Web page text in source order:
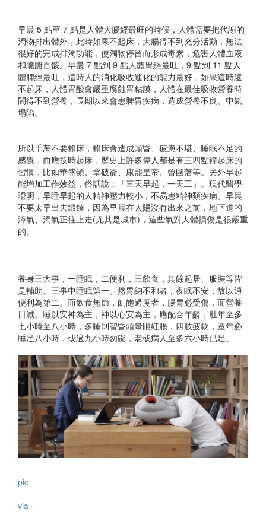
早晨 5 點至 7 點是人體大腸經最旺的時候，人體需要把代謝的
濁物排出體外，此時如果不起床，大腸得不到充分活動，無法
很好的完成排濁功能，使濁物停留而形成毒素，危害人體血液
和臟腑百骸。早晨 7 點到 9 點人體胃經最旺，9 點到 11 點人
體脾經最旺，這時人的消化吸收運化的能力最好，如果這時還
不起床，人體胃酸會嚴重腐蝕胃粘膜，人體在最佳吸收營養時
間得不到營養，長期以來會患脾胃疾病，造成營養不良、中氣
塌陷。​
所以千萬不要賴床，賴床會造成頭昏、疲憊不堪、睡眠不足的
感覺，而應按時起床，歷史上許多偉人都是有三四點鐘起床的
習慣，比如華盛頓、拿破崙、康熙皇帝、曾國藩等。另外早起
能增加工作效益，俗話說：「三天早起，一天工」。現代醫學
證明，早睡早起的人精神壓力較小，不易患精神類疾病。早晨
不要太早出去鍛鍊，因為早晨在太陽沒有出來之前，地下道的
漳氣、濁氣正往上走(尤其是城市)，這些氣對人體損傷是很嚴重
的。​
養身三大事，一睡眠，二便利，三飲食，其餘起居、服裝等皆
是輔助。三事中睡眠第一。然胃納不和者，夜眠不安，故以通
便利為第二。而飲食無節，飢飽過度者，腸胃必受傷，而營養
日減。睡以安神為主，神以心安為主，應配合年齡，壯年至多
七小時至八小時，多睡則智昏頭暈眼紅脹，四肢疲軟，童年必
睡足八小時，或過九小時勿礙，老或病人至多六小時已足。​
pic
via